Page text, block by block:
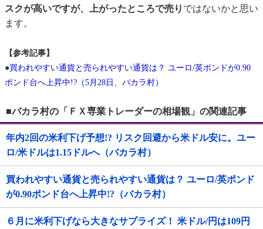
スクが高いですが、上がったところで売り ではないかと思い
ます。
【参考記事】
●買われやすい通貨と売られやすい通貨は？ ユーロ/英ポンドが0.90
ポンド台へ上昇中!?（5月28日、バカラ村）
■バカラ村の「ＦＸ専業トレーダーの相場観」の関連記事
年内2回の米利下げ予想!? リスク回避から米ドル安に。ユー
ロ/米ドルは1.15ドルへ（バカラ村）
買われやすい通貨と売られやすい通貨は？ ユーロ/英ポンド
が0.90ポンド台へ上昇中!?（バカラ村）
６月に米利下げなら大きなサプライズ！ 米ドル/円は109円